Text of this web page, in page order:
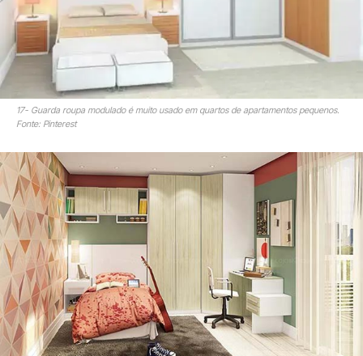
17- Guarda roupa modulado é muito usado em quartos de apartamentos pequenos.
Fonte: Pinterest